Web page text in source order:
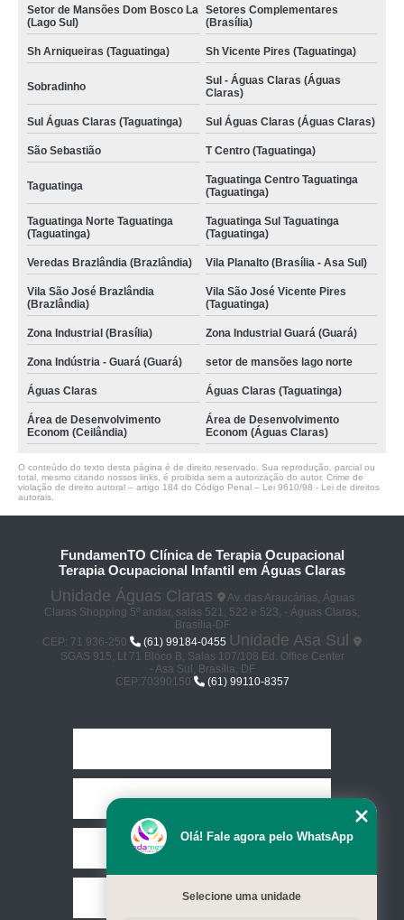
Setor de Mansões Dom Bosco La
(Lago Sul)
Setores Complementares
(Brasília)
Sh Arniqueiras (Taguatinga) Sh Vicente Pires (Taguatinga)
Sobradinho
Sul - Águas Claras (Águas
Claras)
Sul Águas Claras (Taguatinga) Sul Águas Claras (Águas Claras)
São Sebastião T Centro (Taguatinga)
Taguatinga
Taguatinga Centro Taguatinga
(Taguatinga)
Taguatinga Norte Taguatinga
(Taguatinga)
Taguatinga Sul Taguatinga
(Taguatinga)
Veredas Brazlândia (Brazlândia) Vila Planalto (Brasília - Asa Sul)
Vila São José Brazlândia
(Brazlândia)
Vila São José Vicente Pires
(Taguatinga)
Zona Industrial (Brasília) Zona Industrial Guará (Guará)
Zona Indústria - Guará (Guará) setor de mansões lago norte
Águas Claras Águas Claras (Taguatinga)
Área de Desenvolvimento
Econom (Ceilândia)
Área de Desenvolvimento
Econom (Águas Claras)
O conteúdo do texto desta página é de direito reservado. Sua reprodução, parcial ou
total, mesmo citando nossos links, é proibida sem a autorização do autor. Crime de
violação de direito autoral – artigo 184 do Código Penal – Lei 9610/98 - Lei de direitos
autorais
FundamenTO Clínica de Terapia Ocupacional
Terapia Ocupacional Infantil em Águas Claras
Unidade Águas Claras
Av. das Araucárias, Águas
Claras Shopping 5º andar, salas 521, 522 e 523, - Águas Claras,
Brasília-DF
CEP: 71.936-250
(61) 99184-0455 Unidade Asa Sul
SGAS 915, Lt 71 Bloco B, Salas 107/108 Ed. Office Center
- Asa Sul, Brasília, DF
CEP:70390150
(61) 99110-8357
Empresa
Serviços
Olá! Fale agora pelo WhatsApp
Selecione uma unidade